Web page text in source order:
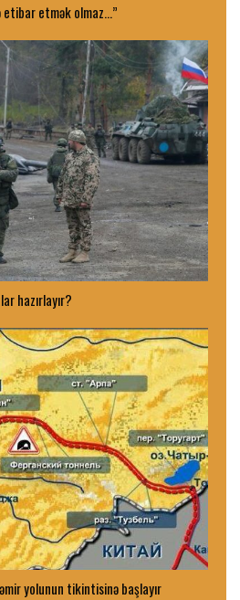
etibar etmək olmaz…”
hazırlayır?
yolunun tikintisinə başlayır